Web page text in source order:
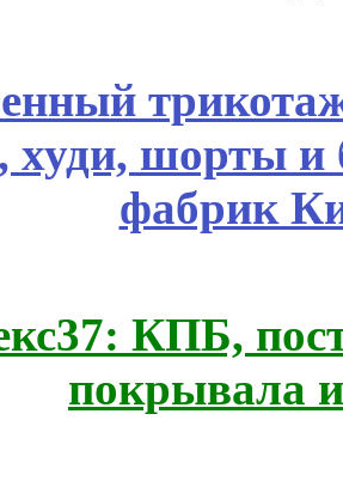
худи, шорты
фабрик
КПБ,
покрывала